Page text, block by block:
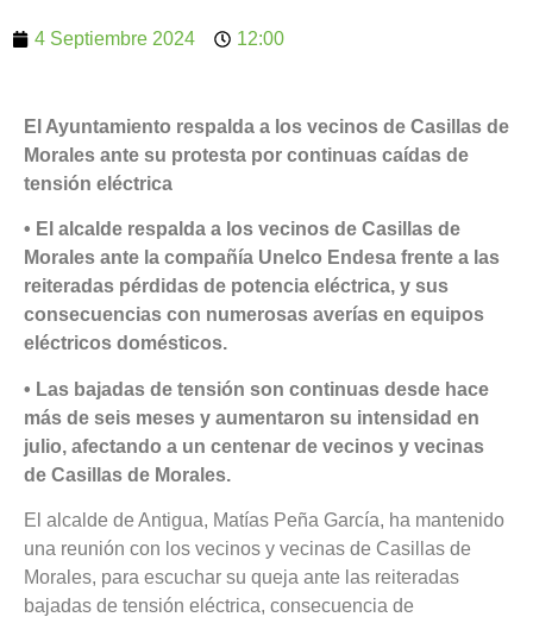
4 Septiembre 2024 12:00
El Ayuntamiento respalda a los vecinos de Casillas de
Morales ante su protesta por continuas caídas de
tensión eléctrica
• El alcalde respalda a los vecinos de Casillas de
Morales ante la compañía Unelco Endesa frente a las
reiteradas pérdidas de potencia eléctrica, y sus
consecuencias con numerosas averías en equipos
eléctricos domésticos.
• Las bajadas de tensión son continuas desde hace
más de seis meses y aumentaron su intensidad en
julio, afectando a un centenar de vecinos y vecinas
de Casillas de Morales.
El alcalde de Antigua, Matías Peña García, ha mantenido
una reunión con los vecinos y vecinas de Casillas de
Morales, para escuchar su queja ante las reiteradas
bajadas de tensión eléctrica, consecuencia de